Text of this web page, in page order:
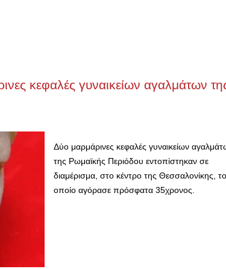
κεφαλές γυναικείων αγαλμάτων
Δύο μαρμάρινες κεφαλές γυναικείων
της Ρωμαϊκής Περιόδου εντοπίστηκαν σε
διαμέρισμα, στο κέντρο της Θεσσαλονίκης, το
οποίο αγόρασε πρόσφατα 35χρονος.